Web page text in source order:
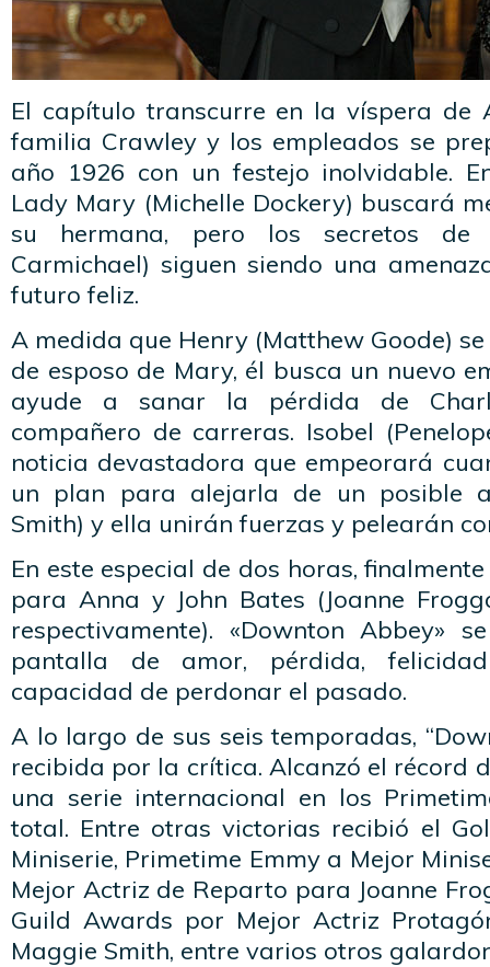
El capítulo transcurre en la víspera de
familia Crawley y los empleados se
año 1926 con un festejo inolvidable.
Lady Mary (Michelle Dockery) buscará
su hermana, pero los secretos de
Carmichael) siguen siendo una
futuro feliz.
A medida que Henry (Matthew Goode)
de esposo de Mary, él busca un nuevo
ayude a sanar la pérdida de
compañero de carreras. Isobel
noticia devastadora que empeorará
un plan para alejarla de un posible
Smith) y ella unirán fuerzas y pelearán
En este especial de dos horas,
para Anna y John Bates (Joanne
respectivamente). «Downton Abbey»
pantalla de amor, pérdida,
capacidad de perdonar el pasado.
A lo largo de sus seis temporadas,
recibida por la crítica. Alcanzó el récord
una serie internacional en los
total. Entre otras victorias recibió el
Miniserie, Primetime Emmy a Mejor
Mejor Actriz de Reparto para Joanne
Guild Awards por Mejor Actriz
Maggie Smith, entre varios otros